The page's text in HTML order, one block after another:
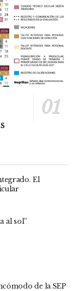
El
al sol”
de la SEP